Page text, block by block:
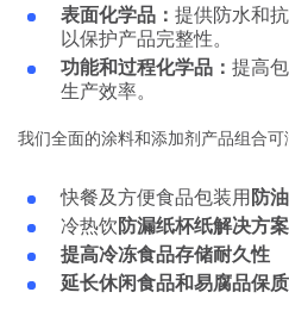
表面化学品： 提供防水和
以保护产品完整性。
功能和过程化学品： 提高
生产效率。
我们全面的涂料和添加剂产品组合
快餐及方便食品包装用防
冷热饮防漏纸杯纸解决方案
提高冷冻食品存储耐久性
延长休闲食品和易腐品保